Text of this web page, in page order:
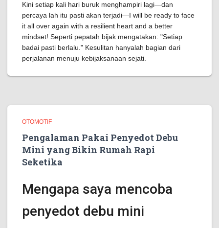
Kini setiap kali hari buruk menghampiri lagi—dan
percaya lah itu pasti akan terjadi—I will be ready to face
it all over again with a resilient heart and a better
mindset! Seperti pepatah bijak mengatakan: "Setiap
badai pasti berlalu." Kesulitan hanyalah bagian dari
perjalanan menuju kebijaksanaan sejati.
OTOMOTIF
Pengalaman Pakai Penyedot Debu
Mini yang Bikin Rumah Rapi
Seketika
Mengapa saya mencoba
penyedot debu mini